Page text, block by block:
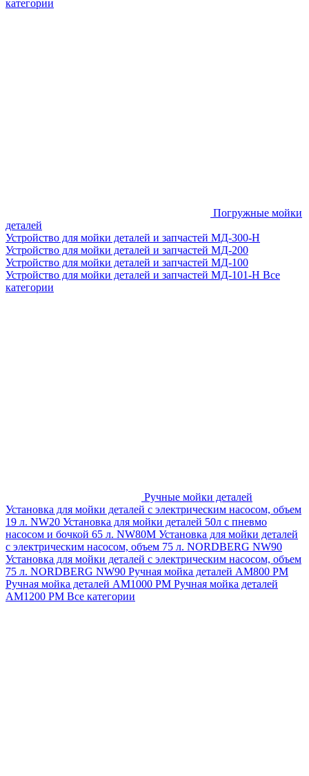
категории
Погружные мойки
деталей
Устройство для мойки деталей и запчастей МД-300-H
Устройство для мойки деталей и запчастей МД-200
Устройство для мойки деталей и запчастей МД-100
Устройство для мойки деталей и запчастей МД-101-Н Все
категории
Ручные мойки деталей
Установка для мойки деталей с электрическим насосом, объем
19 л. NW20 Установка для мойки деталей 50л с пневмо
насосом и бочкой 65 л. NW80M Установка для мойки деталей
с электрическим насосом, объем 75 л. NORDBERG NW90
Установка для мойки деталей с электрическим насосом, объем
75 л. NORDBERG NW90 Ручная мойка деталей АМ800 РМ
Ручная мойка деталей АМ1000 РМ Ручная мойка деталей
АМ1200 РМ Все категории